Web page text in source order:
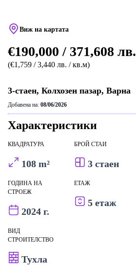
Виж на картата
€190,000 / 371,608 лв.
(€1,759 / 3,440 лв. / кв.м)
3-стаен, Колхозен пазар, Варна
Добавена на: 08/06/2026
Характеристики
КВАДРАТУРА
108 m²
БРОЙ СТАИ
3 стаен
ГОДИНА НА
СТРОЕЖ
2024 г.
ЕТАЖ
5 етаж
ВИД
СТРОИТЕЛСТВО
Тухла